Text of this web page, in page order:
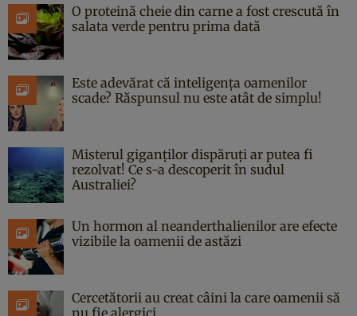
O proteină cheie din carne a fost crescută în
salata verde pentru prima dată
Este adevărat că inteligența oamenilor
scade? Răspunsul nu este atât de simplu!
Misterul giganților dispăruți ar putea fi
rezolvat! Ce s-a descoperit în sudul
Australiei?
Un hormon al neanderthalienilor are efecte
vizibile la oamenii de astăzi
Cercetătorii au creat câini la care oamenii să
nu fie alergici